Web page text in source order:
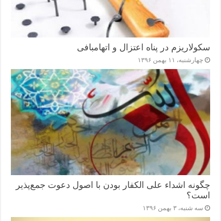
سکولاریزم در پناه اعتزال و اتهام‎بافی
چهارشنبه، ۱۱ بهمن ۱۳۹۶
چگونه اشداء علی الکفار بودن با اصول دعوت جمع‌پذیر
است؟
سه شنبه، ۳ بهمن ۱۳۹۶